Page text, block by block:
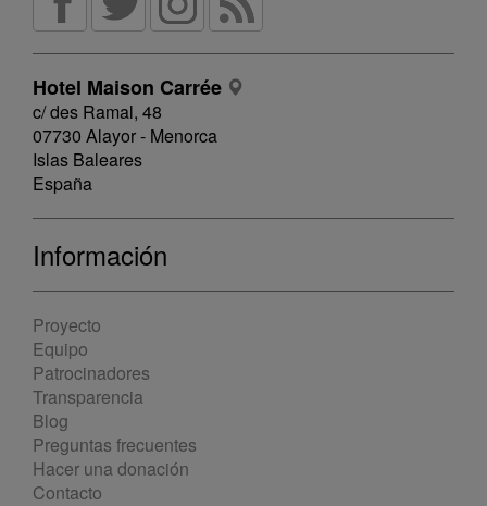
Hotel Maison Carrée
c/ des Ramal, 48
07730 Alayor - Menorca
Islas Baleares
España
Información
Proyecto
Equipo
Patrocinadores
Transparencia
Blog
Preguntas frecuentes
Hacer una donación
Contacto